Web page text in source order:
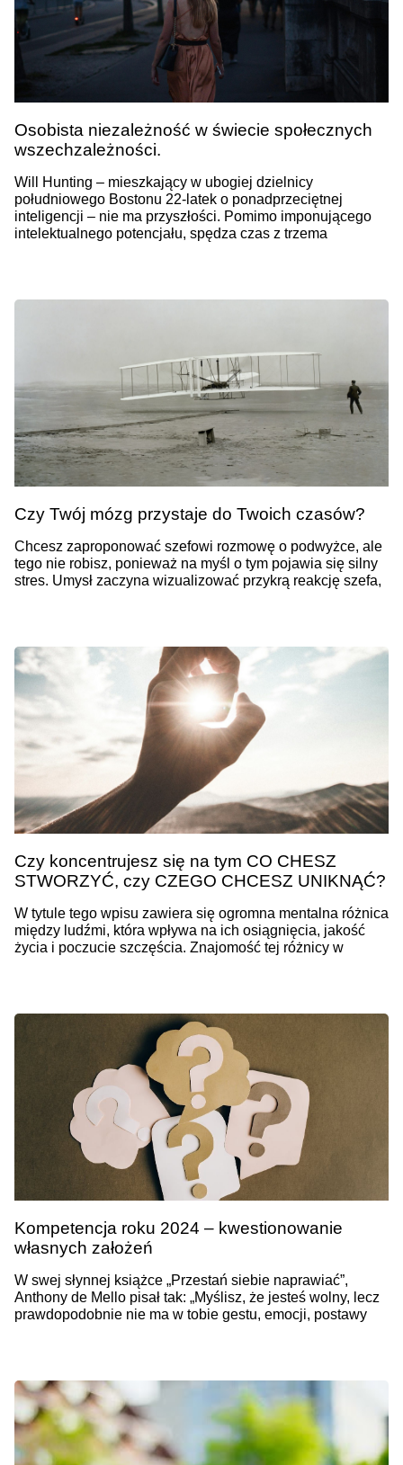
Osobista niezależność w świecie społecznych
wszechzależności.
Will Hunting – mieszkający w ubogiej dzielnicy
południowego Bostonu 22-latek o ponadprzeciętnej
inteligencji – nie ma przyszłości. Pomimo imponującego
intelektualnego potencjału, spędza czas z trzema
Czy Twój mózg przystaje do Twoich czasów?
Chcesz zaproponować szefowi rozmowę o podwyżce, ale
tego nie robisz, ponieważ na myśl o tym pojawia się silny
stres. Umysł zaczyna wizualizować przykrą reakcję szefa,
Czy koncentrujesz się na tym CO CHESZ
STWORZYĆ, czy CZEGO CHCESZ UNIKNĄĆ?
W tytule tego wpisu zawiera się ogromna mentalna różnica
między ludźmi, która wpływa na ich osiągnięcia, jakość
życia i poczucie szczęścia. Znajomość tej różnicy w
Kompetencja roku 2024 – kwestionowanie
własnych założeń
W swej słynnej książce „Przestań siebie naprawiać”,
Anthony de Mello pisał tak: „Myślisz, że jesteś wolny, lecz
prawdopodobnie nie ma w tobie gestu, emocji, postawy